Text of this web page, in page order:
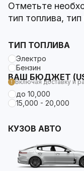
Отметьте
тип топлива,
ТИП ТОПЛИВА
Электро
Бензин
ВАШ БЮДЖЕТ
Включая доставку и
до 10,000
15,000 - 20,000
КУЗОВ АВТО